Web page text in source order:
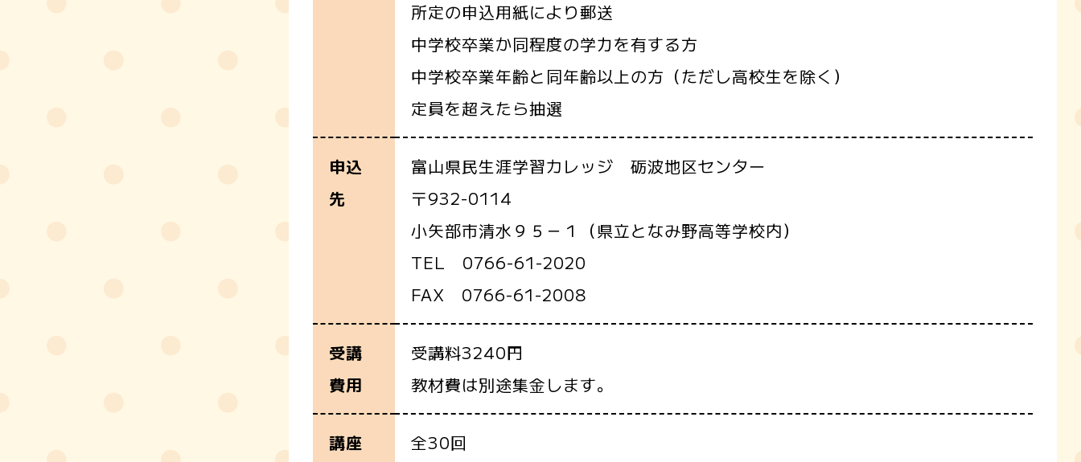
所定の申込用紙により郵送
中学校卒業か同程度の学力を有する方
中学校卒業年齢と同年齢以上の方（ただし高校生を除く）
定員を超えたら抽選
申込
先
富山県民生涯学習カレッジ 砺波地区センター
〒932-0114
小矢部市清水９５－１（県立となみ野高等学校内）
TEL 0766-61-2020
FAX 0766-61-2008
受講
費用
受講料3240円
教材費は別途集金します。
講座 全30回